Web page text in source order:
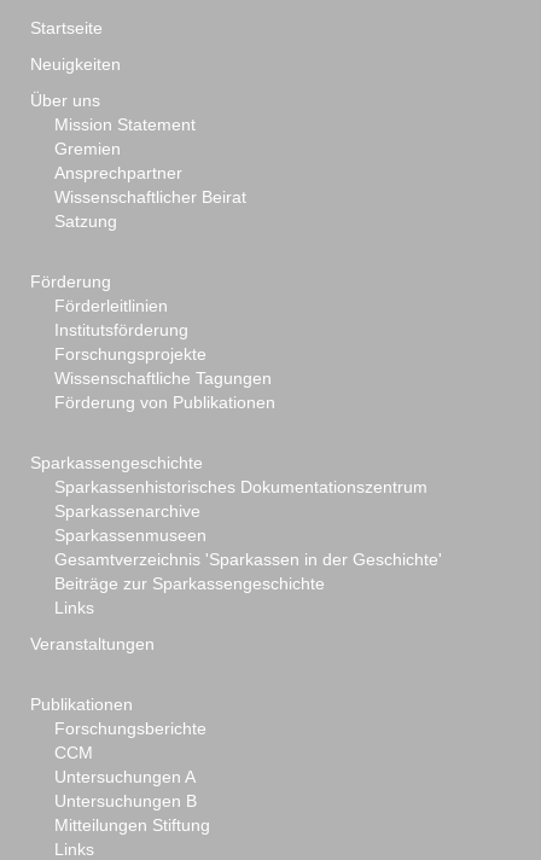
Startseite
Neuigkeiten
Über uns
Mission Statement
Gremien
Ansprechpartner
Wissenschaftlicher Beirat
Satzung
Förderung
Förderleitlinien
Institutsförderung
Forschungsprojekte
Wissenschaftliche Tagungen
Förderung von Publikationen
Sparkassengeschichte
Sparkassenhistorisches Dokumentationszentrum
Sparkassenarchive
Sparkassenmuseen
Gesamtverzeichnis 'Sparkassen in der Geschichte'
Beiträge zur Sparkassengeschichte
Links
Veranstaltungen
Publikationen
Forschungsberichte
CCM
Untersuchungen A
Untersuchungen B
Mitteilungen Stiftung
Links